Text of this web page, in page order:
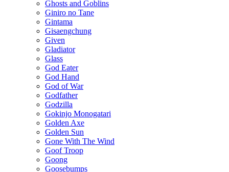
Ghosts and Goblins
Giniro no Tane
Gintama
Gisaengchung
Given
Gladiator
Glass
God Eater
God Hand
God of War
Godfather
Godzilla
Gokinjo Monogatari
Golden Axe
Golden Sun
Gone With The Wind
Goof Troop
Goong
Goosebumps